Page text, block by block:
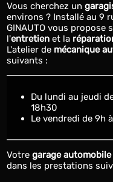
Vous cherchez un
environs ? Installé au 9
GINAUTO vous propose
l'entretien et la
L'atelier de mécanique
suivants :
du lundi au jeudi de 9h00 à 12h30 et de 14h à
18h30
le vendredi de 9h
Votre garage automobile
dans les prestations